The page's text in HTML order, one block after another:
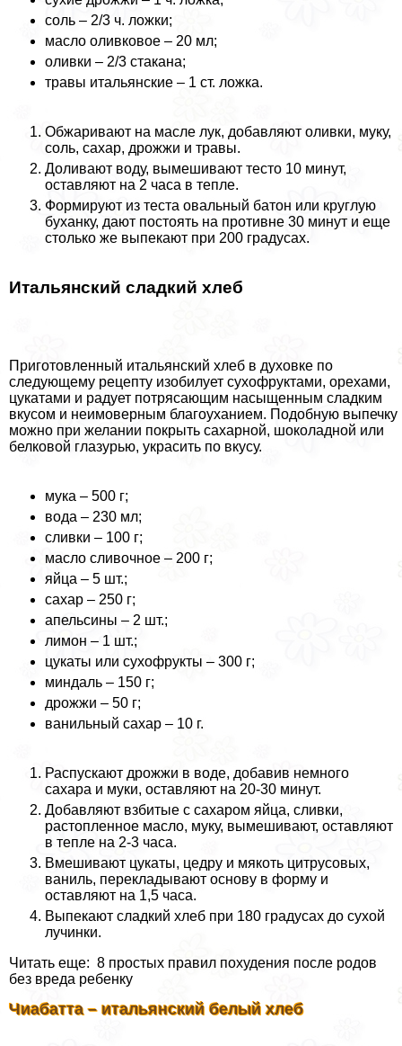
соль – 2/3 ч. ложки;
масло оливковое – 20 мл;
оливки – 2/3 стакана;
травы итальянские – 1 ст. ложка.
Обжаривают на масле лук, добавляют оливки, муку,
соль, сахар, дрожжи и травы.
Доливают воду, вымешивают тесто 10 минут,
оставляют на 2 часа в тепле.
Формируют из теста овальный батон или круглую
буханку, дают постоять на противне 30 минут и еще
столько же выпекают при 200 градусах.
Итальянский сладкий хлеб
Приготовленный итальянский хлеб в духовке по
следующему рецепту изобилует сухофруктами, орехами,
цукатами и радует потрясающим насыщенным сладким
вкусом и неимоверным благоуханием. Подобную выпечку
можно при желании покрыть сахарной, шоколадной или
белковой глазурью, украсить по вкусу.
мука – 500 г;
вода – 230 мл;
сливки – 100 г;
масло сливочное – 200 г;
яйца – 5 шт.;
сахар – 250 г;
апельсины – 2 шт.;
лимон – 1 шт.;
цукаты или сухофрукты – 300 г;
миндаль – 150 г;
дрожжи – 50 г;
ванильный сахар – 10 г.
Распускают дрожжи в воде, добавив немного
сахара и муки, оставляют на 20-30 минут.
Добавляют взбитые с сахаром яйца, сливки,
растопленное масло, муку, вымешивают, оставляют
в тепле на 2-3 часа.
Вмешивают цукаты, цедру и мякоть цитрусовых,
ваниль, перекладывают основу в форму и
оставляют на 1,5 часа.
Выпекают сладкий хлеб при 180 градусах до сухой
лучинки.
Читать еще: 8 простых правил похудения после родов
без вреда ребенку
Чиабатта – итальянский белый хлеб